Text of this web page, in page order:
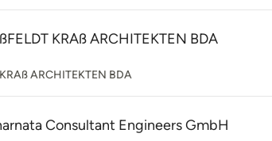
KRAß ARCHITEKTEN BDA
ARCHITEKTEN BDA
Consultant Engineers GmbH